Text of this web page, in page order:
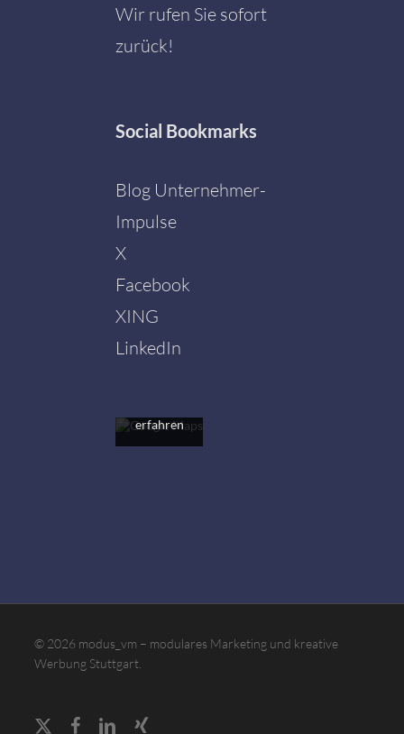
Wir rufen Sie sofort
zurück!
Social Bookmarks
Blog Unternehmer-
Impulse
X
Facebook
XING
LinkedIn
Mit dem
Karte
Sie die
erfahren
© 2026 modus_vm – modulares Marketing und kreative
Werbung Stuttgart.
x- facebooklinkedinxing